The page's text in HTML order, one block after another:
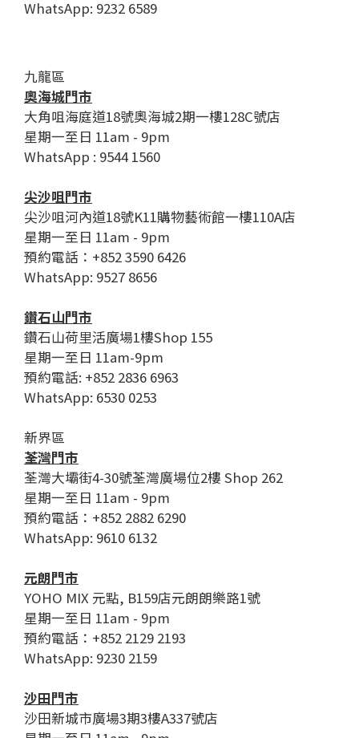
WhatsApp: 9232 6589
九龍區
奧海城門市
大角咀海庭道18號奧海城2期一樓128C號店
星期一至日 11am - 9pm
WhatsApp : 9544 1560
尖沙咀門市
尖沙咀河內道18號K11購物藝術館一樓110A店
星期一至日 11am - 9pm
預約電話：+852 3590 6426
WhatsApp: 9527 8656
鑽石山門市
鑽石山荷里活廣場1樓Shop 155
星期一至日 11am-9pm
預約電話: +852 2836 6963
WhatsApp: 6530 0253
新界區
荃灣門市
荃灣大壩街4-30號荃灣廣場位2樓 Shop 262
星期一至日 11am - 9pm
預約電話：+852 2882 6290
WhatsApp: 9610 6132
元朗門市
YOHO MIX 元點, B159店元朗朗樂路1號
星期一至日 11am - 9pm
預約電話：+852 2129 2193
WhatsApp: 9230 2159
沙田門市
沙田新城市廣場3期3樓A337號店